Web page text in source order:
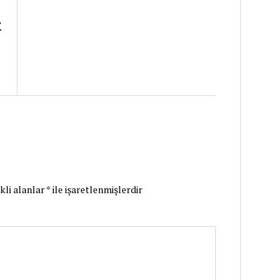
alanlar*ile işaretlenmişlerdir